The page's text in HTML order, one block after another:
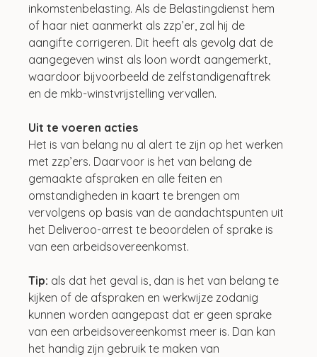
inkomstenbelasting. Als de Belastingdienst hem
of haar niet aanmerkt als zzp’er, zal hij de
aangifte corrigeren. Dit heeft als gevolg dat de
aangegeven winst als loon wordt aangemerkt,
waardoor bijvoorbeeld de zelfstandigenaftrek
en de mkb-winstvrijstelling vervallen.
Uit te voeren acties
Het is van belang nu al alert te zijn op het werken
met zzp’ers. Daarvoor is het van belang de
gemaakte afspraken en alle feiten en
omstandigheden in kaart te brengen om
vervolgens op basis van de aandachtspunten uit
het Deliveroo-arrest te beoordelen of sprake is
van een arbeidsovereenkomst.
Tip: als dat het geval is, dan is het van belang te
kijken of de afspraken en werkwijze zodanig
kunnen worden aangepast dat er geen sprake
van een arbeidsovereenkomst meer is. Dan kan
het handig zijn gebruik te maken van